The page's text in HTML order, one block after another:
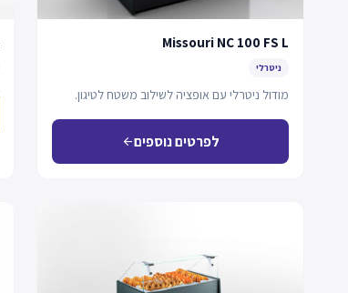
Missouri NC 100 FS L
ניטרלי
מודול ניטרלי עם אופציה לשילוב משטח לטיגון.
לפרטים נוספיםarrow_back